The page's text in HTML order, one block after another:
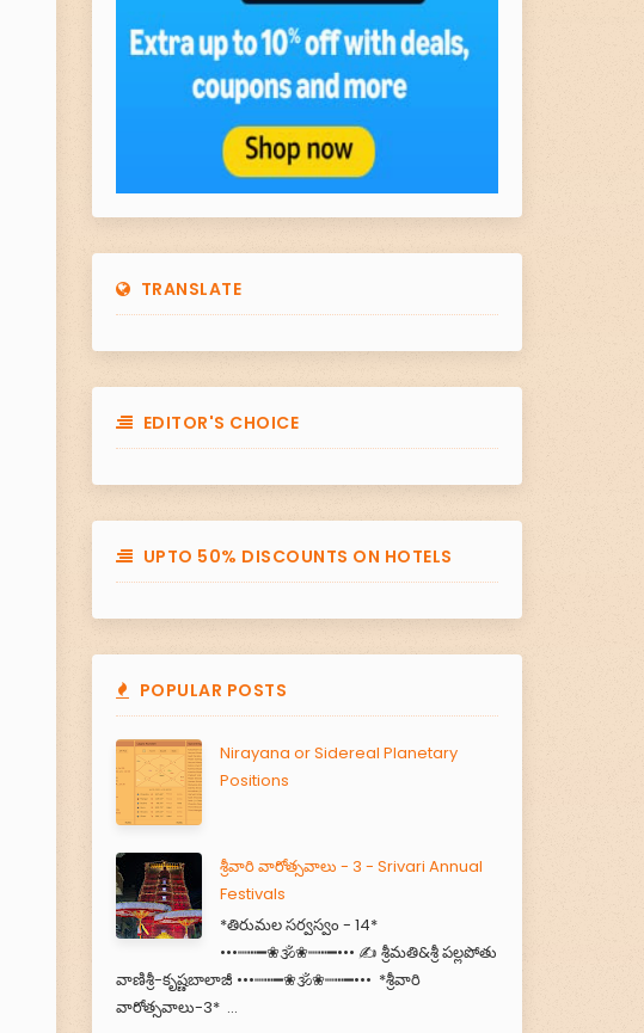
TRANSLATE
EDITOR'S CHOICE
UPTO 50% DISCOUNTS ON HOTELS
POPULAR POSTS
Nirayana or Sidereal Planetary
Positions
శ్రీవారి వారోత్సవాలు - 3 - Srivari Annual
Festivals
*తిరుమల సర్వస్వం - 14*
•••┉┅━❀🕉️❀┉┅━••• ✍️ శ్రీమతి&శ్రీ పల్లపోతు
వాణిశ్రీ-కృష్ణబాలాజీ •••┉┅━❀🕉️❀┉┅━••• *శ్రీవారి
వారోత్సవాలు-3* ...